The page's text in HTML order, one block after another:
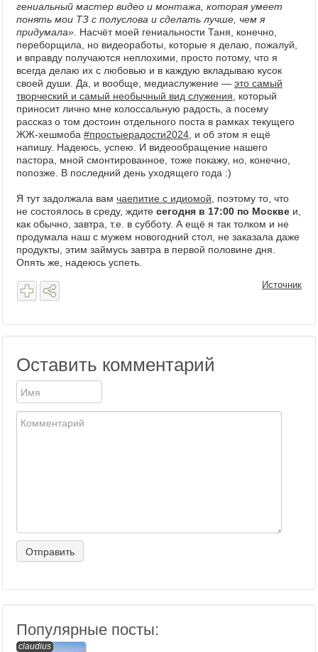
гениальный мастер видео и монтажа, которая умеет
понять мои ТЗ с полуслова и сделать лучше, чем я
придумала». Насчёт моей гениальности Таня, конечно,
переборщила, но видеоработы, которые я делаю, пожалуй,
и вправду получаются неплохими, просто потому, что я
всегда делаю их с любовью и в каждую вкладываю кусок
своей души. Да, и вообще, медиаслужение — это самый
творческий и самый необычный вид служения , который
приносит лично мне колоссальную радость, а посему
рассказ о том достоин отдельного поста в рамках текущего
ЖЖ-хешмоба #простыерадости2024 , и об этом я ещё
напишу. Надеюсь, успею. И видеообращение нашего
пастора, мной смонтированное, тоже покажу, но, конечно,
попозже. В последний день уходящего года :)
Я тут задолжала вам чаепитие с идиомой , поэтому то, что
не состоялось в среду, ждите сегодня в 17:00 по Москве и,
как обычно, завтра, т.е. в субботу. А ещё я так толком и не
продумала наш с мужем новогодний стол, не заказала даже
продукты, этим займусь завтра в первой половине дня.
Опять же, надеюсь успеть.
Источник
Оставить комментарий
Популярные посты:
claudius